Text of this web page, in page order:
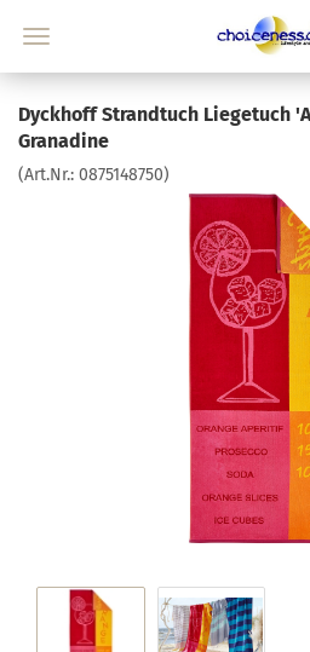
Dyckhoff Strandtuch Liegetuch
Granadine
(Art.Nr.: 0875148750)